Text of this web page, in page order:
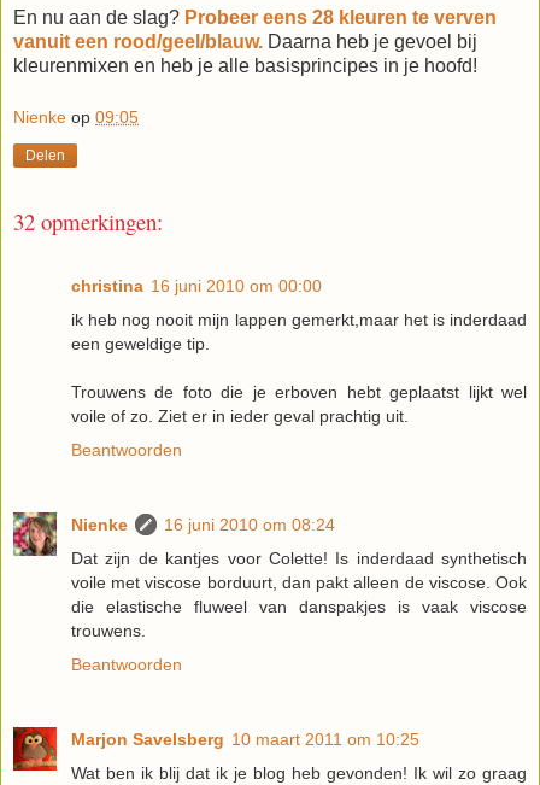
En nu aan de slag? Probeer eens 28 kleuren te verven
vanuit een rood/geel/blauw. Daarna heb je gevoel bij
kleurenmixen en heb je alle basisprincipes in je hoofd!
Nienke op 09:05
Delen
32 opmerkingen:
christina 16 juni 2010 om 00:00
ik heb nog nooit mijn lappen gemerkt,maar het is inderdaad
een geweldige tip.
Trouwens de foto die je erboven hebt geplaatst lijkt wel
voile of zo. Ziet er in ieder geval prachtig uit.
Beantwoorden
Nienke
16 juni 2010 om 08:24
Dat zijn de kantjes voor Colette! Is inderdaad synthetisch
voile met viscose borduurt, dan pakt alleen de viscose. Ook
die elastische fluweel van danspakjes is vaak viscose
trouwens.
Beantwoorden
Marjon Savelsberg 10 maart 2011 om 10:25
Wat ben ik blij dat ik je blog heb gevonden! Ik wil zo graag